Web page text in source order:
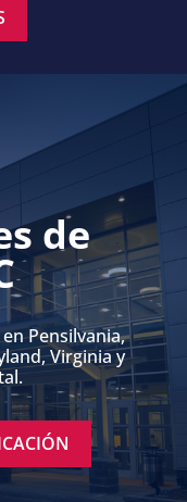
de
Pensilvania,
Virginia y